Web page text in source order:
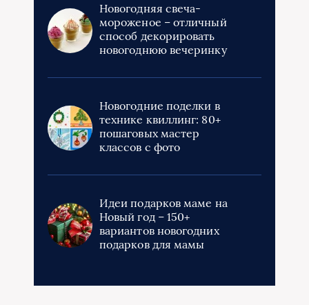
Новогодняя свеча-
мороженое – отличный
способ декорировать
новогоднюю вечеринку
Новогодние поделки в
технике квиллинг: 80+
пошаговых мастер
классов с фото
Идеи подарков маме на
Новый год – 150+
вариантов новогодних
подарков для мамы